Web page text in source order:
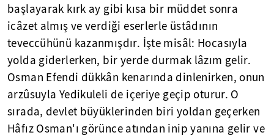
başlayarak kırk ay gibi kısa bir müddet sonra
icâzet almış ve verdiği eserlerle üstâdının
teveccühünü kazanmışdır. İşte misâl: Hocasıyla
yolda giderlerken, bir yerde durmak lâzım gelir.
Osman Efendi dükkân kenarında dinlenirken, onun
arzûsuyla Yedikuleli de içeriye geçip oturur. O
sırada, devlet büyüklerinden biri yoldan geçerken
Hâfız Osman'ı görünce atından inip yanına gelir ve